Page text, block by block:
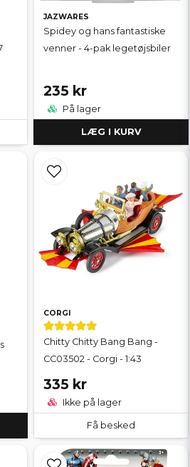
JAZWARES
Spidey og hans fantastiske
venner - 4-pak legetøjsbiler
235 kr
På lager
LÆG I KURV
CORGI
Chitty Chitty Bang Bang -
CC03502 - Corgi - 1:43
335 kr
Ikke på lager
Få besked